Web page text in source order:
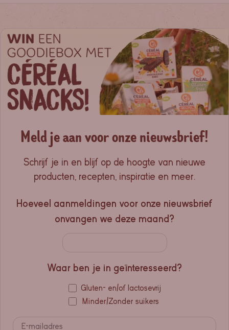
Meld je aan voor onze nieuwsbrief!
Schrijf je in en blijf op de hoogte van nieuwe
producten, recepten, inspiratie en meer.
Hoeveel aanmeldingen voor onze nieuwsbrief
onvangen we deze maand?
Waar ben je in geïnteresseerd?
Gluten- en/of lactosevrij
Minder/Zonder suikers